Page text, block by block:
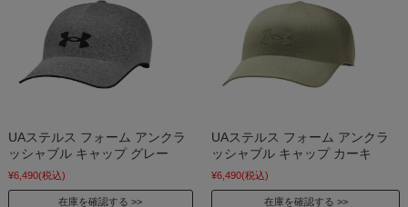
UAステルス フォーム アンクラ
ッシャブル キャップ グレー
¥6,490(税込)
在庫を確認する
UAステルス フォーム アンクラ
ッシャブル キャップ カーキ
¥6,490(税込)
在庫を確認する